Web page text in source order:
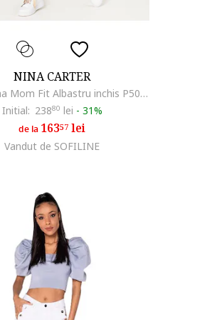
NINA CARTER
Blugi dama Mom Fit Albastru inchis P502-9 M8 18017, Albastru inchis
Initial: 23880 lei - 31%
de la 16357 lei
Vandut de SOFILINE